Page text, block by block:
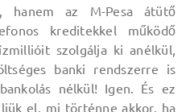
hanem az M-Pesa átütő
kreditekkel működő
szolgálja ki anélkül,
banki rendszerre is
nélkül! Igen. És ez
el, mi történne akkor, ha